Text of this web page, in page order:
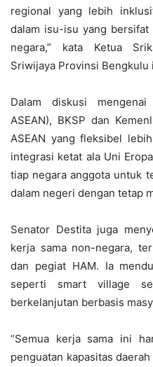
regional yang lebih
dalam isu-isu yang bersifat
negara,” kata Ketua
Sriwijaya Provinsi Bengkulu
Dalam diskusi
ASEAN), BKSP dan
ASEAN yang fleksibel
integrasi ketat ala Uni
tiap negara anggota untuk
dalam negeri dengan tetap
Senator Destita juga
kerja sama non-negara,
dan pegiat HAM. Ia
seperti smart village
berkelanjutan berbasis
“Semua kerja sama ini
penguatan kapasitas